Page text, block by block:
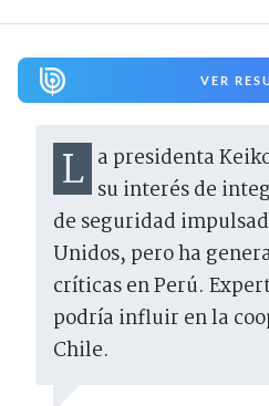
VER
La presidenta Keiko Fujimori expresó su interés de
de seguridad
Unidos, pero ha
críticas en Perú.
podría influir en la
Chile.